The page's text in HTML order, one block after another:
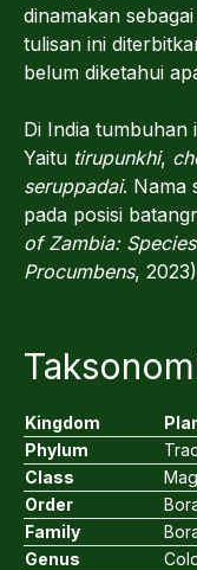
dinamakan
tulisan ini
belum diketahui
Di India tumbuhan
Yaitu tirupunkhi,
seruppadai. Nama
pada posisi
of Zambia:
Procumbens,
Kingdom
Phylum
Class
Order
Family
Genus